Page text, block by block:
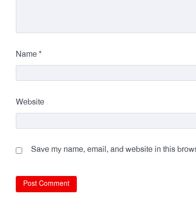
Name *
Website
Save my name, email, and website in this